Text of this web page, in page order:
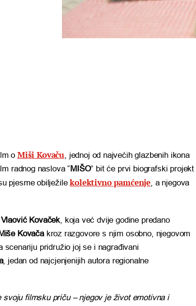
o Miši Kovaču, jednoj od najvećih glazbenih ikona
radnog naslova “ MIŠO” bit će prvi biografski projekt
pjesme obilježilekolektivno pamćenje, a njegova
Vlaović Kovaček, koja već dvije godine predano
Miše Kovačakroz razgovore s njim osobno, njegovom
scenariju pridružio joj se i nagrađivani
, jedan od najcjenjenijih autora regionalne
filmsku priču – njegov je život emotivna i